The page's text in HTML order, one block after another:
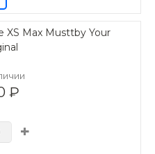
XS Max Musttby Your
₽
+